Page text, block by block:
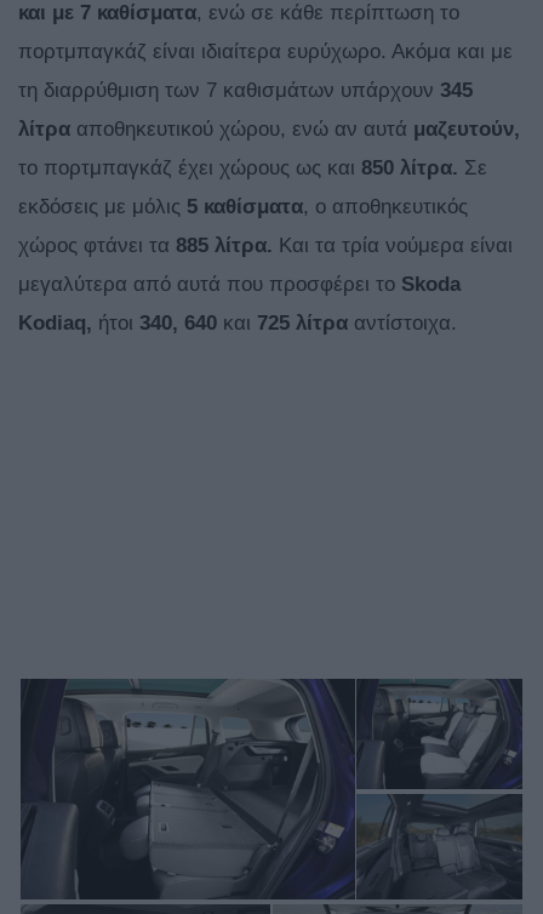
και με 7 καθίσματα, ενώ σε κάθε περίπτωση το
πορτμπαγκάζ είναι ιδιαίτερα ευρύχωρο. Ακόμα και με
τη διαρρύθμιση των 7 καθισμάτων υπάρχουν 345
λίτρα αποθηκευτικού χώρου, ενώ αν αυτά μαζευτούν,
το πορτμπαγκάζ έχει χώρους ως και 850 λίτρα. Σε
εκδόσεις με μόλις 5 καθίσματα, ο αποθηκευτικός
χώρος φτάνει τα 885 λίτρα. Και τα τρία νούμερα είναι
μεγαλύτερα από αυτά που προσφέρει το Skoda
Kodiaq, ήτοι 340, 640 και 725 λίτρα αντίστοιχα.